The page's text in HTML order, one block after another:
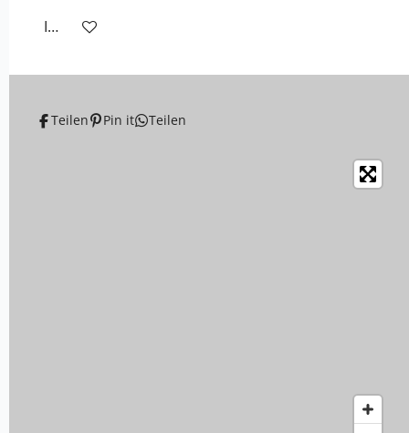
In den Warenkorb
Teilen Pin it Teilen